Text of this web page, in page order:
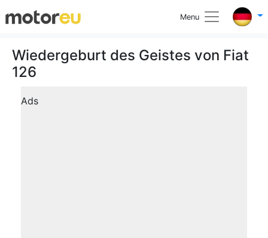
Menu
Wiedergeburt des Geistes von Fiat
126
Ads